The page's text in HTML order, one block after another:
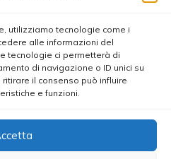
utilizziamo tecnologie come i
alle informazioni del
tecnologie ci permetterà di
di navigazione o ID unici su
il consenso può influire
e funzioni.